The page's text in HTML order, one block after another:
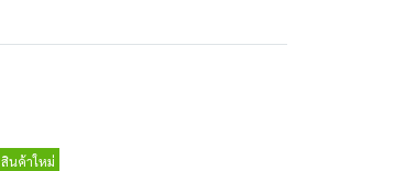
สินค้าใหม่